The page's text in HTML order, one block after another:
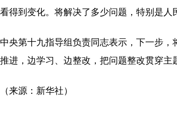
看得到变化。将解决了多少问题，特别是人
中央第十九指导组负责同志表示，下一步
推进，边学习、边整改，把问题整改贯穿主
（来源：新华社）